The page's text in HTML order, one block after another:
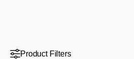
Product Filters